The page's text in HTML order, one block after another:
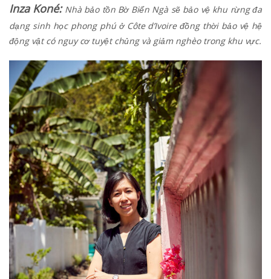
Inza Koné:Nhà bảo tồn Bờ Biển Ngà sẽ bảo vệ khu rừng đa
dạng sinh học phong phú ở Côte d’Ivoire đồng thời bảo vệ hệ
động vật có nguy cơ tuyệt chủng và giảm nghèo trong khu vực.